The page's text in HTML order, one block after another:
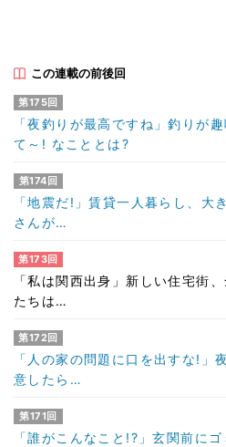
この連載の前後回
第175回
「夜釣りが最高ですね」釣りが
て～! なこととは?
第174回
「地震だ!」賃貸一人暮らし、大
さんが…
第173回
「私は関西出身」新しい住宅街
たちは…
第172回
「人の家の問題に口を出すな!」
意したら…
第171回
「誰がこんなこと!?」玄関前に